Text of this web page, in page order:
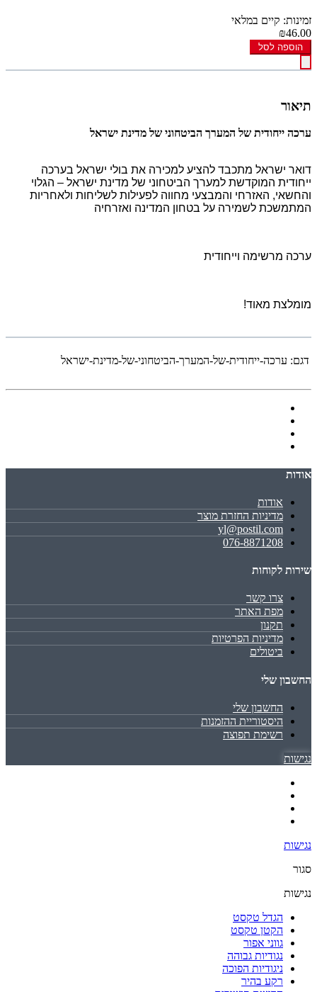
זמינות: קיים במלאי
₪46.00
הוספה לסל
תיאור
ערכה ייחודית של המערך הביטחוני של מדינת ישראל
דואר ישראל מתכבד להציע למכירה את בולי ישראל בערכה
ייחודית המוקדשת למערך הביטחוני של מדינת ישראל – הגלוי
והחשאי, האזרחי והמבצעי מחווה לפעילות לשליחות ולאחריות
המתמשכת לשמירה על בטחון המדינה ואזרחיה
ערכה מרשימה וייחודית
מומלצת מאוד!
דגם: ערכה-ייחודית-של-המערך-הביטחוני-של-מדינת-ישראל
אודות
אודות
מדיניות החזרת מוצר
yl@postil.com
076-8871208
שירות לקוחות
צרו קשר
מפת האתר
תקנון
מדיניות הפרטיות
ביטולים
החשבון שלי
החשבון שלי
היסטוריית ההזמנות
רשימת תפוצה
נגישות
נגישות
סגור
נגישות
הגדל טקסט
הקטן טקסט
גווני אפור
נגודיות גבוהה
ניגודיות הפוכה
רקע בהיר